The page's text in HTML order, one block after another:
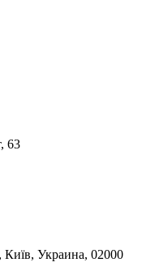
63
Київ, Украина, 02000